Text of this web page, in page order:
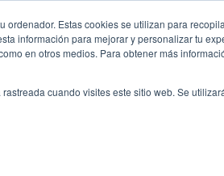
ordenador. Estas cookies se utilizan para
información para mejorar y personalizar tu
en otros medios. Para obtener más
cuando visites este sitio web. Se
INICIO QUIÉNES